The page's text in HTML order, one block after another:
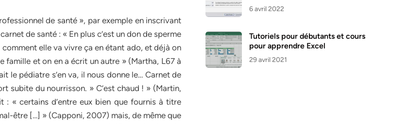
de santé », par exemple en inscrivant
de santé : « En plus c’est un don de sperme
elle va vivre ça en étant ado, et déjà on
famille et on en a écrit un autre » (Martha, L67 à
le pédiatre s’en va, il nous donne le… Carnet de
subite du nourrisson. » C’est chaud ! » (Martin,
: « certains d’entre eux bien que fournis à titre
être […] » (Capponi, 2007) mais, de même que
6 avril 2022
Tutoriels pour débutants et cours
pour apprendre Excel
29 avril 2021